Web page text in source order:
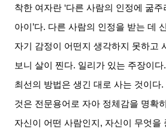
착한 여자란 ‘다른 사람의 인정에 굶주
아이 ’다. 다른 사람의 인정을 받는 데
자기 감정이 어떤지 생각하지 못하고
보니 살이 찐다. 일리가 있는 주장이다.
최선의 방법은 생긴 대로 사는 것이다.
것은 전문용어로 자아 정체감을 명확
자신이 어떤 사람인지 , 자신이 무엇을